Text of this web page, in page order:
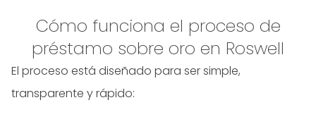
Cómo funciona el proceso de
préstamo sobre oro en Roswell
El proceso está diseñado para ser simple,
transparente y rápido: